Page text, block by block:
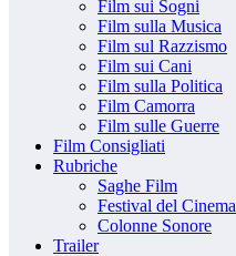
Film sui Sogni
Film sulla Musica
Film sul Razzismo
Film sui Cani
Film sulla Politica
Film Camorra
Film sulle Guerre
Film Consigliati
Rubriche
Saghe Film
Festival del Cinema
Colonne Sonore
Trailer